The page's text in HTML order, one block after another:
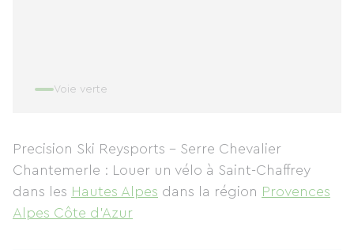
Voie verte
Precision Ski Reysports - Serre Chevalier
Chantemerle : Louer un vélo à Saint-Chaffrey
dans les Hautes Alpes dans la région Provences
Alpes Côte d'Azur